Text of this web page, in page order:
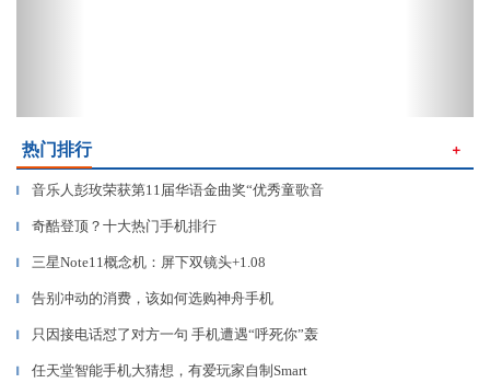
热门排行 ＋
▎ 音乐人彭玫荣获第11届华语金曲奖“优秀童歌音
▎ 奇酷登顶？十大热门手机排行
▎ 三星Note11概念机：屏下双镜头+1.08
▎ 告别冲动的消费，该如何选购神舟手机
▎ 只因接电话怼了对方一句 手机遭遇“呼死你”轰
▎ 任天堂智能手机大猜想，有爱玩家自制Smart